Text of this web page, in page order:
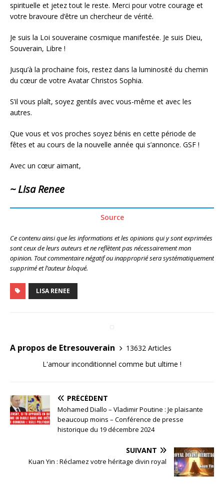
spirituelle et jetez tout le reste. Merci pour votre courage et
votre bravoure d’être un chercheur de vérité.
Je suis la Loi souveraine cosmique manifestée. Je suis Dieu,
Souverain, Libre !
Jusqu’à la prochaine fois, restez dans la luminosité du chemin
du cœur de votre Avatar Christos Sophia.
S’il vous plaît, soyez gentils avec vous-même et avec les
autres.
Que vous et vos proches soyez bénis en cette période de
fêtes et au cours de la nouvelle année qui s’annonce. GSF !
Avec un cœur aimant,
~ Lisa Renee
Source
Ce contenu ainsi que les informations et les opinions qui y sont exprimées
sont ceux de leurs auteurs et ne reflètent pas nécessairement mon
opinion. Tout commentaire négatif ou inapproprié sera systématiquement
supprimé et l’auteur bloqué.
LISA RENEE
A propos de Etresouverain
13632 Articles
L'amour inconditionnel comme but ultime !
PRÉCÉDENT
Mohamed Diallo – Vladimir Poutine : Je plaisante
beaucoup moins – Conférence de presse
historique du 19 décembre 2024
SUIVANT
Kuan Yin : Réclamez votre héritage divin royal